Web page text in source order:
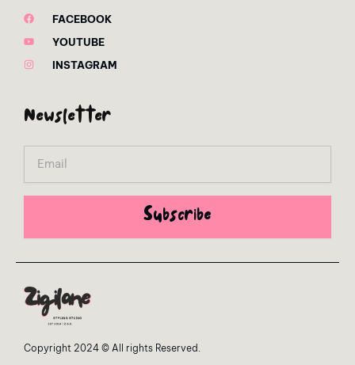
FACEBOOK
YOUTUBE
INSTAGRAM
Newsletter
Subscribe
Copyright 2024 © All rights Reserved.